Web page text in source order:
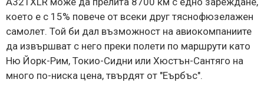
което е с 15% повече от всеки друг тяснофюзелажен
самолет. Той би дал възможност на авиокомпаниите
да извършват с него преки полети по маршрути като
Ню Йорк-Рим, Токио-Сидни или Хюстън-Сантяго на
много по-ниска цена, твърдят от "Еърбъс".